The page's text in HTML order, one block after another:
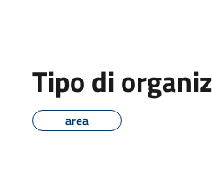
Tipo di
area